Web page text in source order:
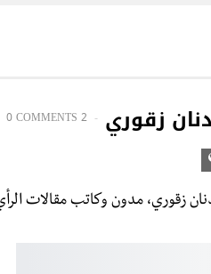
زقوري 2 POSTS
0 COMMENTS
زقوري، مدون وكاتب مقالات